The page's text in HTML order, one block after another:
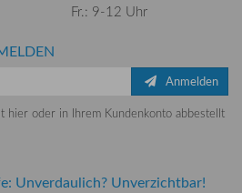
Fr.: 9-12 Uhr
Anmelden
hier oder in Ihrem Kundenkonto abbestellt
Unverdaulich? Unverzichtbar!